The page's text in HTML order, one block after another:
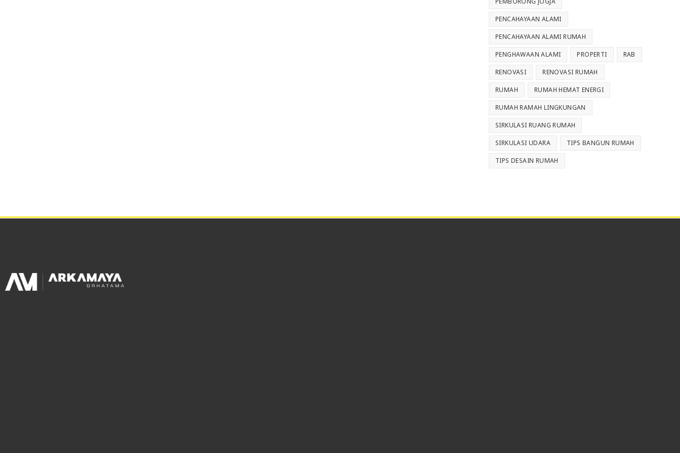
PENCAHAYAAN ALAMI
PENCAHAYAAN ALAMI RUMAH
PENGHAWAAN ALAMI PROPERTI RAB
RENOVASI RENOVASI RUMAH
RUMAH RUMAH HEMAT ENERGI
RUMAH RAMAH LINGKUNGAN
SIRKULASI RUANG RUMAH
SIRKULASI UDARA TIPS BANGUN RUMAH
TIPS DESAIN RUMAH